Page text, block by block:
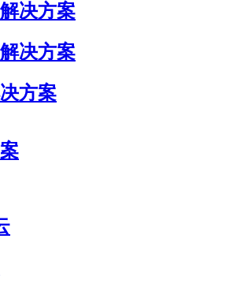
决方案
决方案
方案
方案